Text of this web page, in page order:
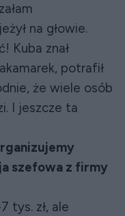
na głowie.
Kuba znał
potrafił
że wiele osób
I jeszcze ta
szefowa z firmy
tys. zł, ale